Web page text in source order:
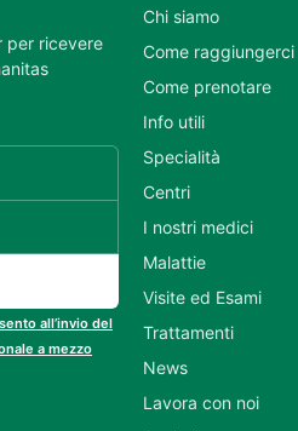
per ricevere
all’invio del
a mezzo
Chi siamo
Come raggiungerci
Come prenotare
Info utili
Specialità
Centri
I nostri medici
Malattie
Visite ed Esami
Trattamenti
News
Lavora con noi